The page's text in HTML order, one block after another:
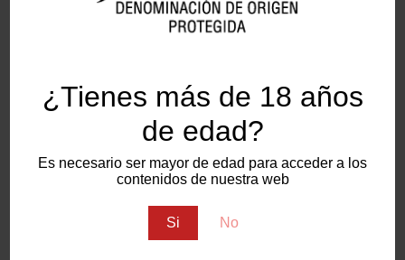
¿Tienes más de 18 años
de edad?
Es necesario ser mayor de edad para acceder a los
contenidos de nuestra web
Si No
Sitemap
Conócenos